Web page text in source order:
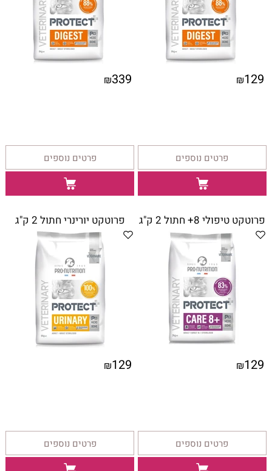
₪129
פרטים נוספים
₪339
פרטים נוספים
פרוטקט טיפולי 8+ חתול 2 ק"ג
₪129
פרטים נוספים
פרוטקט יורינרי חתול 2 ק"ג
₪129
פרטים נוספים